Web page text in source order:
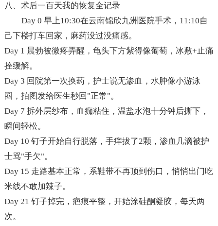
八、术后一百天我的恢复全记录
Day 0 早上10:30在云南锦欣九洲医院手术，11:10自
己下楼打车回家，麻药没过没痛感。
Day 1 晨勃被微疼弄醒，龟头下方紫得像葡萄，冰敷+止痛
拴缓解。
Day 3 回院第一次换药，护士说无渗血，水肿像小游泳
圈，拍图发给医生秒回"正常"。
Day 7 拆外层纱布，血痂粘住，温盐水泡十分钟后撕下，
瞬间轻松。
Day 10 钉子开始自行脱落，手痒拔了2颗，渗血几滴被护
士骂"手欠"。
Day 15 走路基本正常，系鞋带不再顶到伤口，悄悄出门吃
米线不敢加辣子。
Day 21 钉子掉完，疤痕平整，开始涂硅酮凝胶，每天两
次。